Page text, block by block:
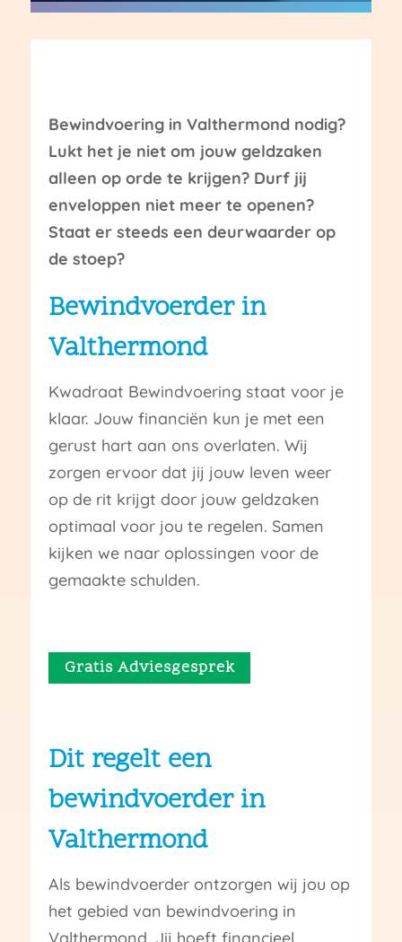
Bewindvoering in Valthermond nodig?
Lukt het je niet om jouw geldzaken
alleen op orde te krijgen? Durf jij
enveloppen niet meer te openen?
Staat er steeds een deurwaarder op
de stoep?
Bewindvoerder in
Valthermond
Kwadraat Bewindvoering staat voor je
klaar. Jouw financiën kun je met een
gerust hart aan ons overlaten. Wij
zorgen ervoor dat jij jouw leven weer
op de rit krijgt door jouw geldzaken
optimaal voor jou te regelen. Samen
kijken we naar oplossingen voor de
gemaakte schulden.
Gratis Adviesgesprek
Dit regelt een
bewindvoerder in
Valthermond
Als bewindvoerder ontzorgen wij jou op
het gebied van bewindvoering in